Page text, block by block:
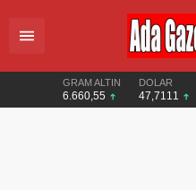
GRAM ALTIN
6.660,55
DOLAR
47,7111